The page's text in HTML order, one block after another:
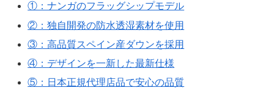
①：ナンガのフラッグシップモデル
②：独自開発の防水透湿素材を使用
③：高品質スペイン産ダウンを採用
④：デザインを一新した最新仕様
⑤：日本正規代理店品で安心の品質